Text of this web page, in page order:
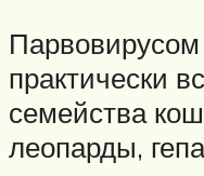
Парвовирусом
практически
семейства
леопарды,